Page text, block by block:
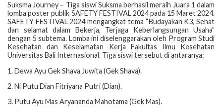
Suksma Journey – Tiga siswi Suksma berhasil meraih Juara 1 dalam
lomba poster publik SAFETY FESTIVAL 2024 pada 15 Maret 2024.
SAFETY FESTIVAL 2024 mengangkat tema “Budayakan K3, Sehat
dan selamat dalam Bekerja, Terjaga Keberlangsungan Usaha”
dengan 5 subtema. Lomba ini diselenggarakan oleh Program Studi
Kesehatan dan Keselamatan Kerja Fakultas Ilmu Kesehatan
Universitas Bali Internasional. Tiga siswi tersebut di antaranya:
1. Dewa Ayu Gek Shava Juwita (Gek Shava).
2. Ni Putu Dian Fitriyana Putri (Dian).
3. Putu Ayu Mas Aryananda Mahotama (Gek Mas).